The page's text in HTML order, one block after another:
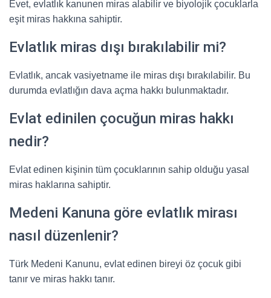
Evet, evlatlık kanunen miras alabilir ve biyolojik çocuklarla
eşit miras hakkına sahiptir.
Evlatlık miras dışı bırakılabilir mi?
Evlatlık, ancak vasiyetname ile miras dışı bırakılabilir. Bu
durumda evlatlığın dava açma hakkı bulunmaktadır.
Evlat edinilen çocuğun miras hakkı
nedir?
Evlat edinen kişinin tüm çocuklarının sahip olduğu yasal
miras haklarına sahiptir.
Medeni Kanuna göre evlatlık mirası
nasıl düzenlenir?
Türk Medeni Kanunu, evlat edinen bireyi öz çocuk gibi
tanır ve miras hakkı tanır.